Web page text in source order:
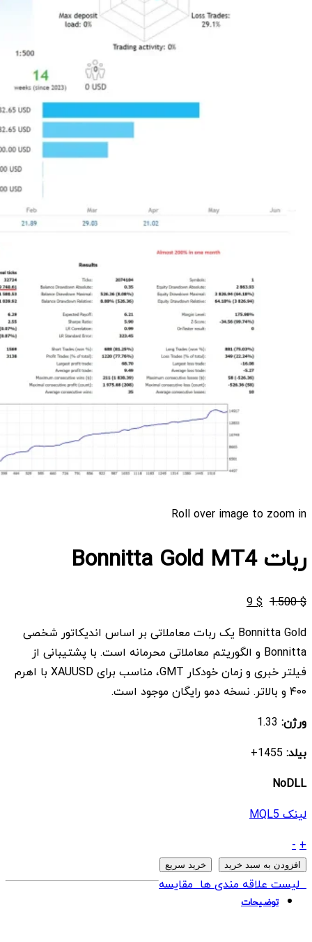
Roll over image to zoom in
ربات Bonnitta Gold MT4
$
1.500
قیمت
$ 1.500
بود.
$
9 قیمت
$ 9
است.
Bonnitta Gold یک ربات معاملاتی بر اساس اندیکاتور شخصی
Bonnitta و الگوریتم معاملاتی محرمانه است. با پشتیبانی از
فیلتر خبری و زمان خودکار GMT، مناسب برای XAUUSD با اهرم
۴۰۰ و بالاتر. نسخه دمو رایگان موجود است.
ورژن:
بیلد:
NoDLL
لینک MQL5
ربات
Bonnitta
Gold
MT4
+
-
افزودن به سبد خرید خرید سریع
لیست علاقه مندی هامقایسه
توضیحات